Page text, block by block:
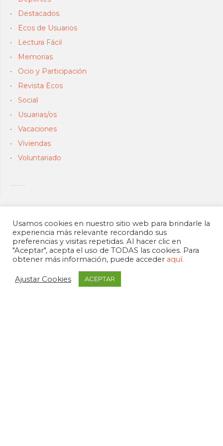
Destacados
Ecos de Usuarios
Lectura Fácil
Memorias
Ocio y Participación
Revista Ecos
Social
Usuarias/os
Vacaciones
Viviendas
Voluntariado
Usamos cookies en nuestro sitio web para brindarle la
experiencia más relevante recordando sus
preferencias y visitas repetidas. Al hacer clic en
"Aceptar", acepta el uso de TODAS las cookies. Para
obtener más información, puede acceder aquí.
Ajustar Cookies ACEPTAR